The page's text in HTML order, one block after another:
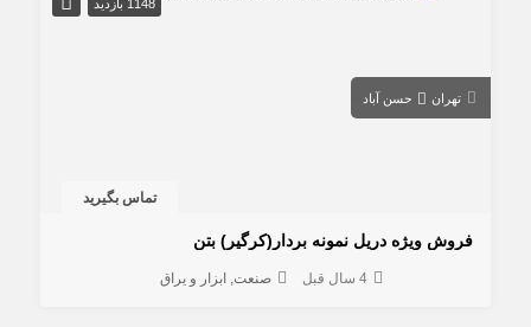
1148 بازدید
تهران حسن آباد
تماس بگیرید
فروش ویژه دریل نمونه بردار(کرگیر) بتن
4 سال قبل صنعت ابزار و یراق